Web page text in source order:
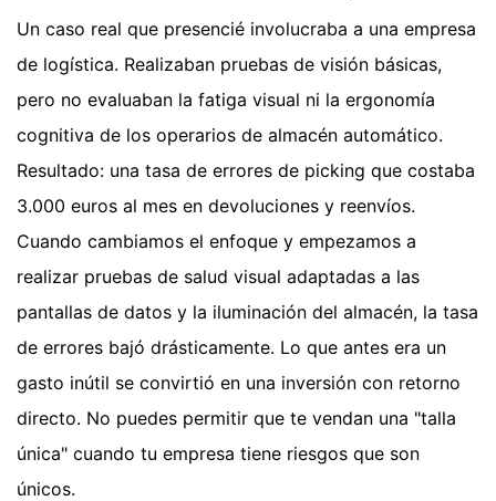
Un caso real que presencié involucraba a una empresa
de logística. Realizaban pruebas de visión básicas,
pero no evaluaban la fatiga visual ni la ergonomía
cognitiva de los operarios de almacén automático.
Resultado: una tasa de errores de picking que costaba
3.000 euros al mes en devoluciones y reenvíos.
Cuando cambiamos el enfoque y empezamos a
realizar pruebas de salud visual adaptadas a las
pantallas de datos y la iluminación del almacén, la tasa
de errores bajó drásticamente. Lo que antes era un
gasto inútil se convirtió en una inversión con retorno
directo. No puedes permitir que te vendan una "talla
única" cuando tu empresa tiene riesgos que son
únicos.